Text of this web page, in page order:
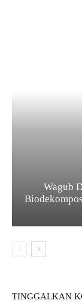
Wagub
TINGGALKAN